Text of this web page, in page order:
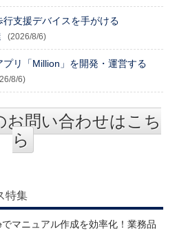
支援デバイスを手がける
(2026/8/6)
プリ「Million」を開発・運営する
8/6)
お問い合わせはこち
ら
特集
マニュアル作成を効率化！業務品